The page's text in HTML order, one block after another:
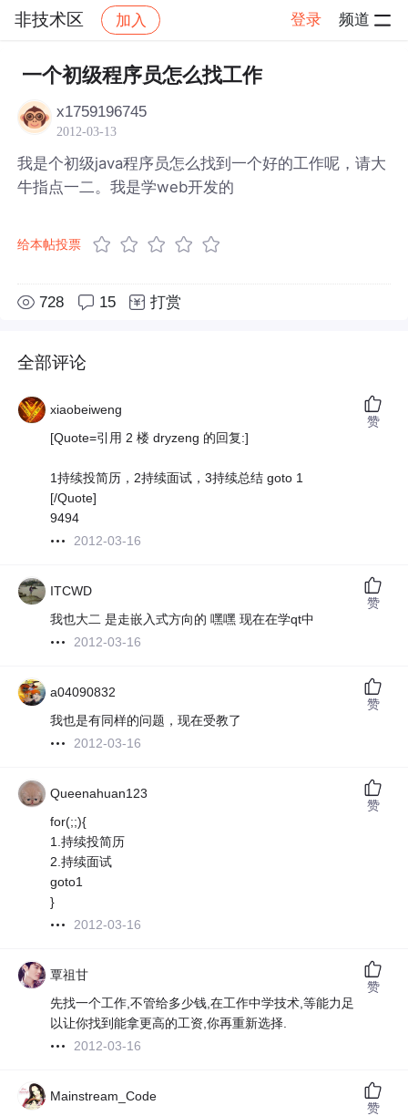
非技术区 加入 登录 频道
社区 非技术区 帖子详情
一个初级程序员怎么找工作
x1759196745
2012-03-13
我是个初级java程序员怎么找到一个好的工作呢，请大
牛指点一二。我是学web开发的
给本帖投票
728 15 打赏
全部评论
xiaobeiweng
[Quote=引用 2 楼 dryzeng 的回复:]
1持续投简历，2持续面试，3持续总结 goto 1
[/Quote]
9494
2012-03-16
赞
ITCWD
我也大二 是走嵌入式方向的 嘿嘿 现在在学qt中
2012-03-16
赞
a04090832
我也是有同样的问题，现在受教了
2012-03-16
赞
Queenahuan123
for(;;){
1.持续投简历
2.持续面试
goto1
}
2012-03-16
赞
覃祖甘
先找一个工作,不管给多少钱,在工作中学技术,等能力足
以让你找到能拿更高的工资,你再重新选择.
2012-03-16
赞
Mainstream_Code
赞